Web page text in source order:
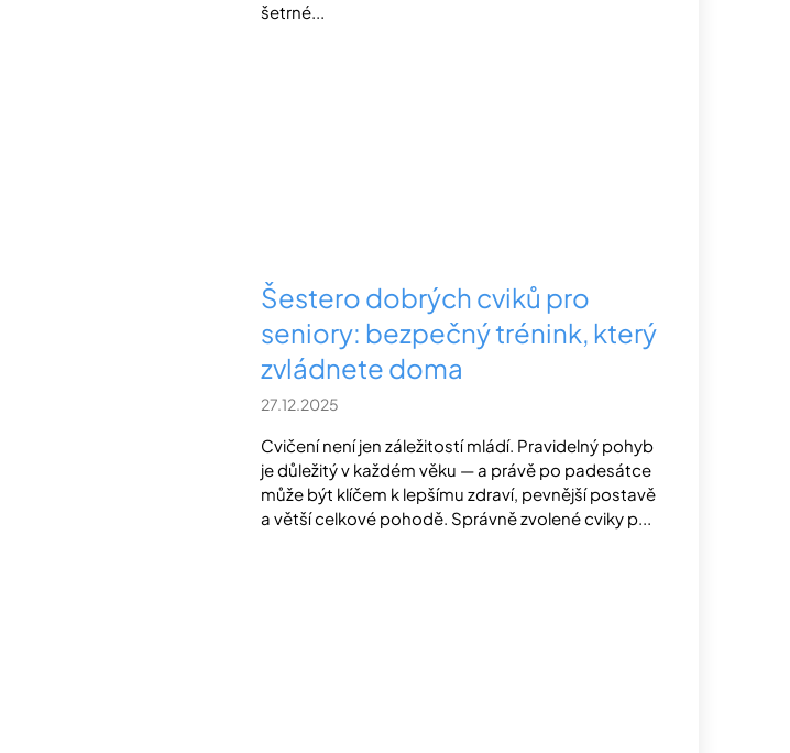
šetrné...
Šestero dobrých cviků pro
seniory: bezpečný trénink, který
zvládnete doma
27.12.2025
Cvičení není jen záležitostí mládí. Pravidelný pohyb
je důležitý v každém věku — a právě po padesátce
může být klíčem k lepšímu zdraví, pevnější postavě
a větší celkové pohodě. Správně zvolené cviky p...